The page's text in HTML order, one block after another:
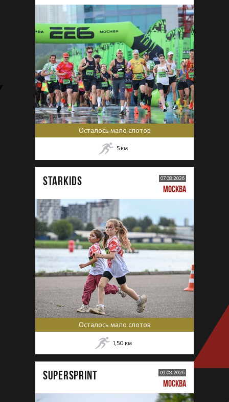
Осталось мало слотов
5 км
STARKIDS 07.08.2026
МОСКВА
Осталось мало слотов
1,50 км
SUPERSPRINT 09.08.2026
МОСКВА